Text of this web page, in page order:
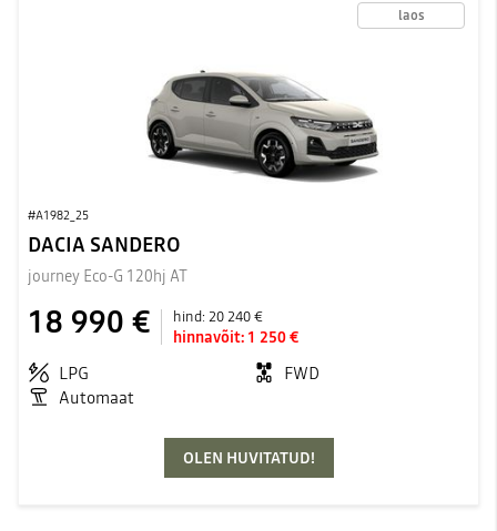
laos
#A1982_25
DACIA SANDERO
journey Eco-G 120hj AT
18 990 € hind:20 240 €
hinnavõit: 1 250 €
LPG
FWD
Automaat
OLEN HUVITATUD!